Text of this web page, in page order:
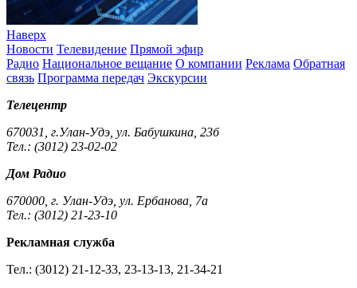
Наверх
Новости Телевидение Прямой эфир
Радио Национальное вещание О компании Реклама Обратная
связь Программа передач Экскурсии
Телецентр
670031, г.Улан-Удэ, ул. Бабушкина, 23б
Тел.: (3012) 23-02-02
Дом Радио
670000, г. Улан-Удэ, ул. Ербанова, 7а
Тел.: (3012) 21-23-10
Рекламная служба
Тел.: (3012) 21-12-33, 23-13-13, 21-34-21